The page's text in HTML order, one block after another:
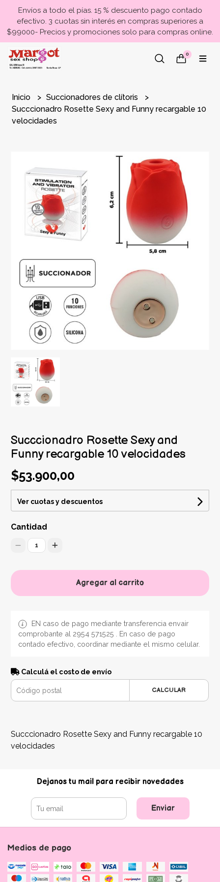
Envíos a todo el pías. 15 % descuento pago contado
efectivo. 3 cuotas sin interés en compras superiores a
$99000- Precios y promociones solo para compras online.
0
Inicio
Succionadores de clítoris
Succcionadro Rosette Sexy and Funny recargable 10
velocidades
Succcionadro Rosette Sexy and
Funny recargable 10 velocidades
$53.900,00
Ver cuotas y descuentos
Cantidad
1
Agregar al carrito
EN caso de pago mediante transferencia envair
comprobante al 2954 571525 . En caso de pago
contado efectivo, coordinar mediante el mismo celular.
Calculá el costo de envío
CALCULAR
Succcionadro Rosette Sexy and Funny recargable 10
velocidades
Dejanos tu mail para recibir novedades
Enviar
Medios de pago